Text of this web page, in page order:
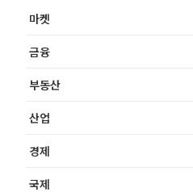
마켓
금융
부동산
산업
경제
국제